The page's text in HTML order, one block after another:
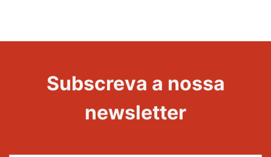
Subscreva a nossa
newsletter